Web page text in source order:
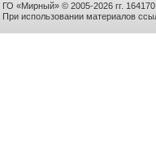
ГО «Мирный» © 2005-2026 гг.
При использовании материалов